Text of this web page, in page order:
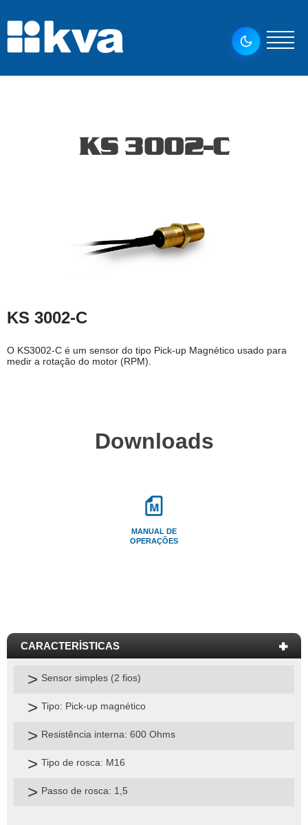
KS 3002-C
KS 3002-C
O KS3002-C é um sensor do tipo Pick-up Magnético usado para
medir a rotação do motor (RPM).
Downloads
MANUAL DE
OPERAÇÕES
Sensor simples (2 fios)
Tipo: Pick-up magnético
Resistência interna: 600 Ohms
Tipo de rosca: M16
Passo de rosca: 1,5